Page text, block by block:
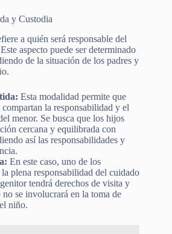
y Custodia
a quién será responsable del
aspecto puede ser determinado
de la situación de los padres y
Esta modalidad permite que
la responsabilidad y el
menor. Se busca que los hijos
cercana y equilibrada con
así las responsabilidades y
En este caso, uno de los
plena responsabilidad del cuidado
tendrá derechos de visita y
se involucrará en la toma de
niño.